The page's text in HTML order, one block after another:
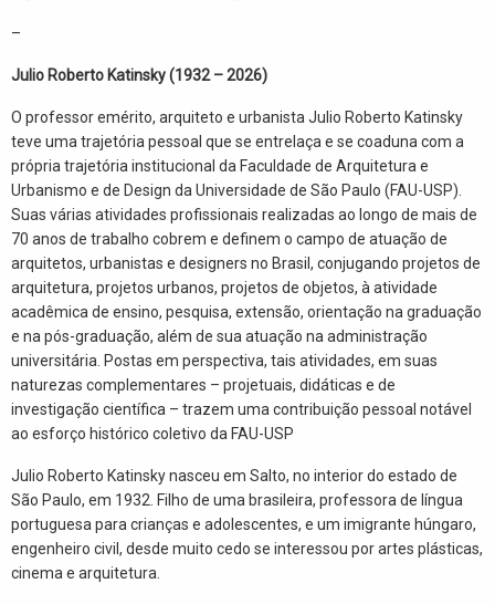
–
Julio Roberto Katinsky (1932 – 2026)
O professor emérito, arquiteto e urbanista Julio Roberto Katinsky
teve uma trajetória pessoal que se entrelaça e se coaduna com a
própria trajetória institucional da Faculdade de Arquitetura e
Urbanismo e de Design da Universidade de São Paulo (FAU-USP).
Suas várias atividades profissionais realizadas ao longo de mais de
70 anos de trabalho cobrem e definem o campo de atuação de
arquitetos, urbanistas e designers no Brasil, conjugando projetos de
arquitetura, projetos urbanos, projetos de objetos, à atividade
acadêmica de ensino, pesquisa, extensão, orientação na graduação
e na pós-graduação, além de sua atuação na administração
universitária. Postas em perspectiva, tais atividades, em suas
naturezas complementares – projetuais, didáticas e de
investigação científica – trazem uma contribuição pessoal notável
ao esforço histórico coletivo da FAU-USP
Julio Roberto Katinsky nasceu em Salto, no interior do estado de
São Paulo, em 1932. Filho de uma brasileira, professora de língua
portuguesa para crianças e adolescentes, e um imigrante húngaro,
engenheiro civil, desde muito cedo se interessou por artes plásticas,
cinema e arquitetura.